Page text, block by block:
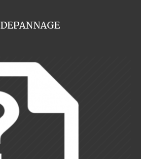
DEPANNAGE